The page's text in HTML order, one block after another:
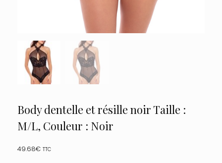
Body dentelle et résille noir Taille :
M/L, Couleur : Noir
49.68€ TTC